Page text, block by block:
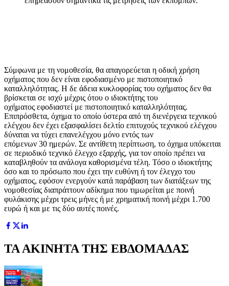
Σύμφωνα με τη νομοθεσία, θα απαγορεύεται η οδική χρήση
οχήματος που δεν είναι εφοδιασμένο με πιστοποιητικό
καταλληλότητας. Η δε άδεια κυκλοφορίας του οχήματος δεν θα
βρίσκεται σε ισχύ μέχρις ότου ο ιδιοκτήτης του
οχήματος εφοδιαστεί με πιστοποιητικό καταλληλότητας.
Επιπρόσθετα, όχημα το οποίο ύστερα από τη διενέργεια τεχνικού
ελέγχου δεν έχει εξασφαλίσει δελτίο επιτυχούς τεχνικού ελέγχου
δύναται να τύχει επανελέγχου μόνο εντός των
επόμενων 30 ημερών. Σε αντίθετη περίπτωση, το όχημα υπόκειται
σε περιοδικό τεχνικό έλεγχο εξαρχής, για τον οποίο πρέπει να
καταβληθούν τα ανάλογα καθορισμένα τέλη. Τόσο ο ιδιοκτήτης
όσο και το πρόσωπο που έχει την ευθύνη ή τον έλεγχο του
οχήματος, εφόσον ενεργούν κατά παράβαση των διατάξεων της
νομοθεσίας διαπράττουν αδίκημα που τιμωρείται με ποινή
φυλάκισης μέχρι τρεις μήνες ή με χρηματική ποινή μέχρι 1.700
ευρώ ή και με τις δύο αυτές ποινές.
ΤΑ ΑΚΙΝΗΤΑ ΤΗΣ ΕΒΔΟΜΑΔΑΣ